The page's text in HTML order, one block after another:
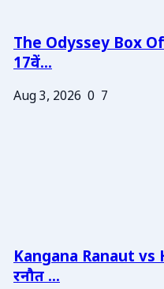
The Odyssey Box
17वें...
Aug 3, 2026 0 7
Kangana Ranaut vs
रनौत ...